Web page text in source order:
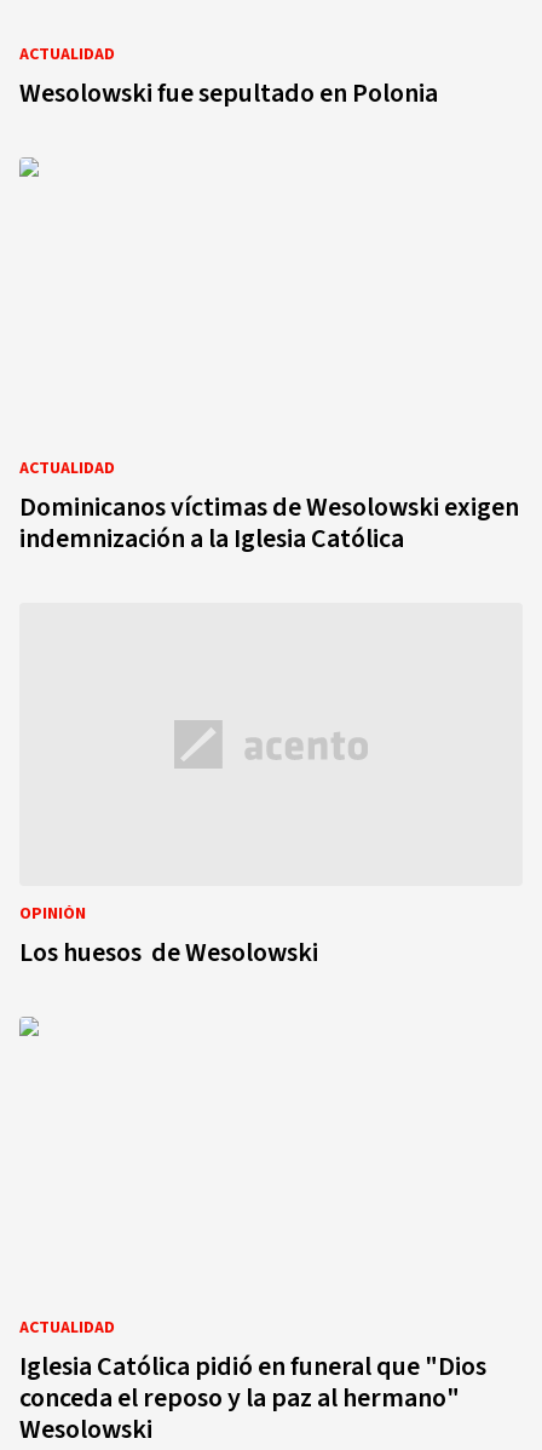
ACTUALIDAD
Wesolowski fue sepultado en Polonia
ACTUALIDAD
Dominicanos víctimas de Wesolowski exigen
indemnización a la Iglesia Católica
OPINIÓN
Los huesos de Wesolowski
ACTUALIDAD
Iglesia Católica pidió en funeral que "Dios
conceda el reposo y la paz al hermano"
Wesolowski